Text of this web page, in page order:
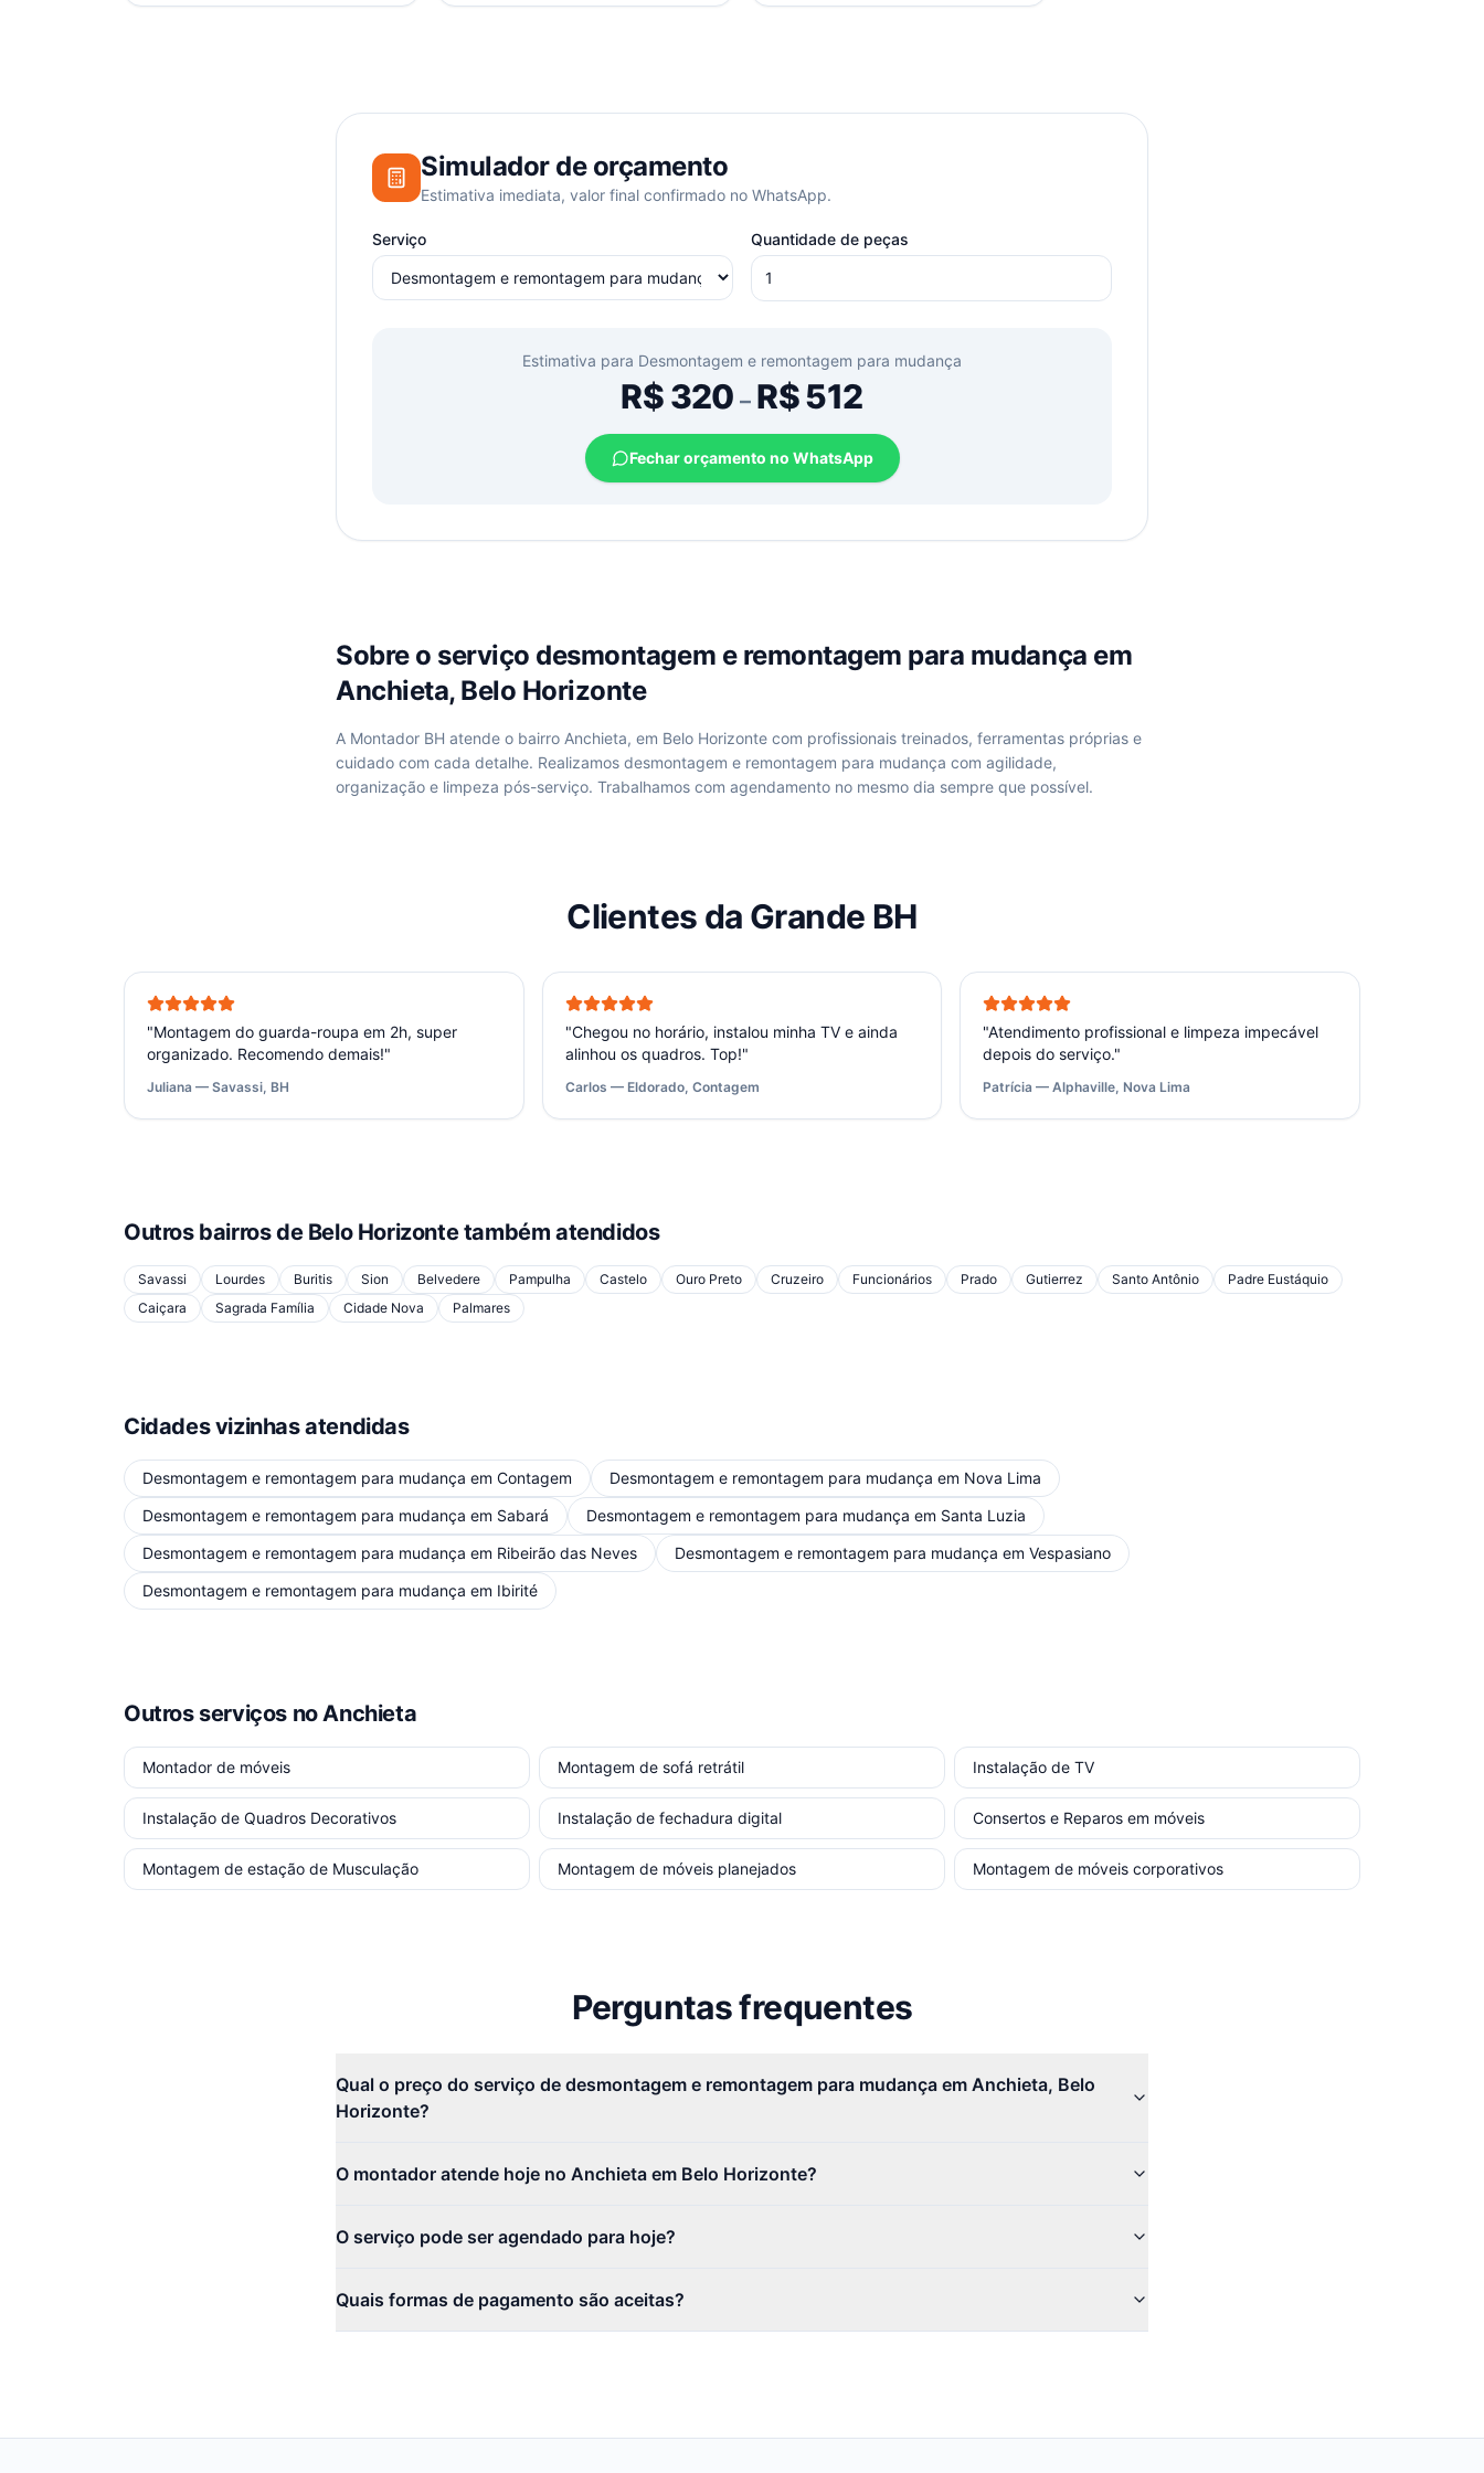
Simulador de orçamento
Estimativa imediata, valor final confirmado no WhatsApp.
Serviço Quantidade de peças
Estimativa para Desmontagem e remontagem para mudança
R$320 –R$512
Fechar orçamento no WhatsApp
Sobre o serviço desmontagem e remontagem para mudança em
Anchieta, Belo Horizonte
A Montador BH atende o bairro Anchieta, em Belo Horizonte com profissionais treinados, ferramentas próprias e
cuidado com cada detalhe. Realizamos desmontagem e remontagem para mudança com agilidade,
organização e limpeza pós-serviço. Trabalhamos com agendamento no mesmo dia sempre que possível.
Clientes da Grande BH
"Montagem do guarda-roupa em 2h, super
organizado. Recomendo demais!"
Juliana — Savassi, BH
"Chegou no horário, instalou minha TV e ainda
alinhou os quadros. Top!"
Carlos — Eldorado, Contagem
"Atendimento profissional e limpeza impecável
depois do serviço."
Patrícia — Alphaville, Nova Lima
Outros bairros de Belo Horizontetambém atendidos
Savassi Lourdes Buritis Sion Belvedere Pampulha Castelo Ouro Preto Cruzeiro Funcionários Prado Gutierrez Santo Antônio
Padre Eustáquio
Caiçara
Sagrada Família Cidade Nova Palmares
Cidades vizinhas atendidas
Desmontagem e remontagem para mudança em Contagem Desmontagem e remontagem para mudança em Nova Lima
Desmontagem e remontagem para mudança em Sabará Desmontagem e remontagem para mudança em Santa Luzia
Desmontagem e remontagem para mudança em Ribeirão das Neves Desmontagem e remontagem para mudança em Vespasiano
Desmontagem e remontagem para mudança em Ibirité
Outros serviços no Anchieta
Montador de móveis Montagem de sofá retrátil Instalação de TV
Instalação de Quadros Decorativos Instalação de fechadura digital Consertos e Reparos em móveis
Montagem de estação de Musculação Montagem de móveis planejados Montagem de móveis corporativos
Perguntas frequentes
Qual o preço do serviço de desmontagem e remontagem para mudança em Anchieta, Belo
Horizonte?
O montador atende hoje no Anchieta em Belo Horizonte?
O serviço pode ser agendado para hoje?
Quais formas de pagamento são aceitas?